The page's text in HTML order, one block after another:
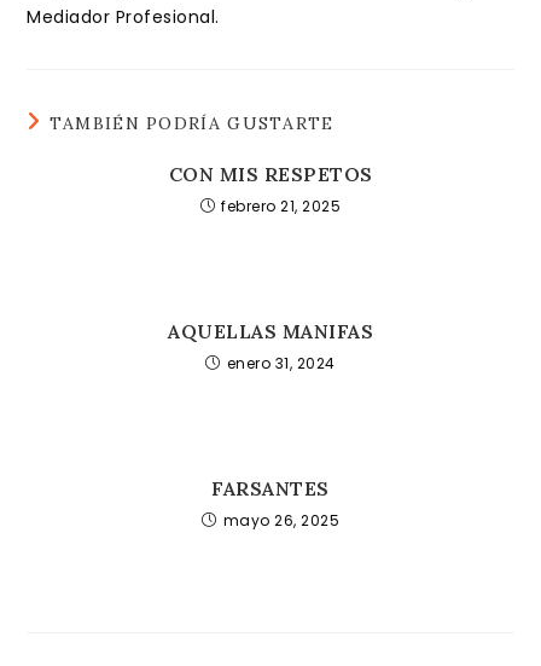
Mediador Profesional.
TAMBIÉN PODRÍA GUSTARTE
CON MIS RESPETOS
febrero 21, 2025
AQUELLAS MANIFAS
enero 31, 2024
FARSANTES
mayo 26, 2025